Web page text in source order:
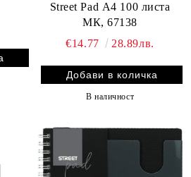
Street Pad А4 100 листа
МК, 67138
€14.77
28.89лв.
В наличност